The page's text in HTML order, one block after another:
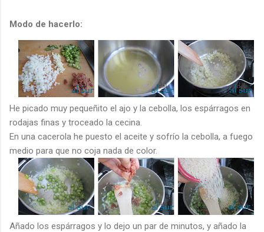
Modo de hacerlo:
He picado muy pequeñito el ajo y la cebolla, los espárragos en
rodajas finas y troceado la cecina.
En una cacerola he puesto el aceite y sofrío la cebolla, a fuego
medio para que no coja nada de color.
Añado los espárragos y lo dejo un par de minutos, y añado la